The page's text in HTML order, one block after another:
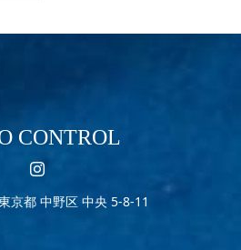
CONTROL
京都 中野区 中央 5-8-11